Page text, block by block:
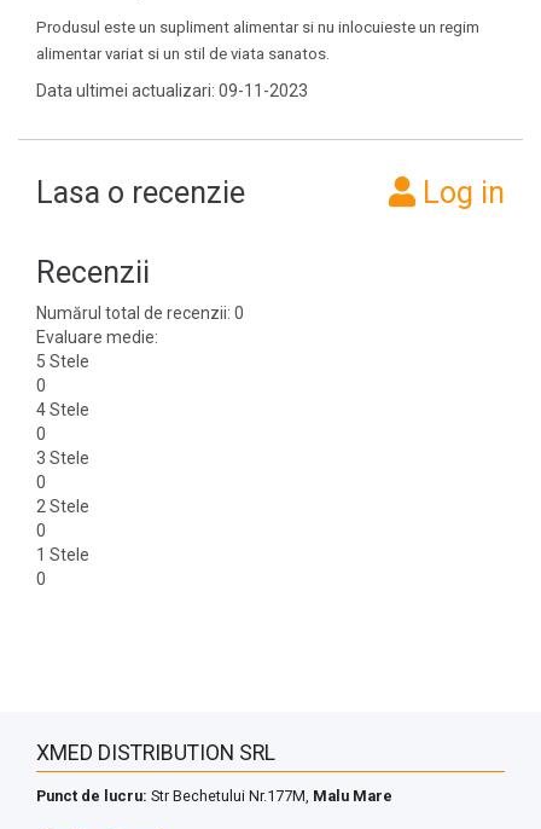
Produsul este un supliment alimentar si nu inlocuieste un regim
alimentar variat si un stil de viata sanatos.
Data ultimei actualizari: 09-11-2023
Lasa o recenzie Log in
Recenzii
Numărul total de recenzii: 0
Evaluare medie:
5 Stele
0
4 Stele
0
3 Stele
0
2 Stele
0
1 Stele
0
XMED DISTRIBUTION SRL
Punct de lucru: Str Bechetului Nr.177M, Malu Mare